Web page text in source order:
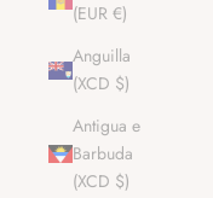
(EUR €)
Anguilla
(XCD $)
Antigua e
Barbuda
(XCD $)